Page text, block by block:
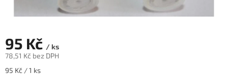
95 Kč / ks
78,51 Kč bez DPH
Měrná
95 Kč / 1 ks